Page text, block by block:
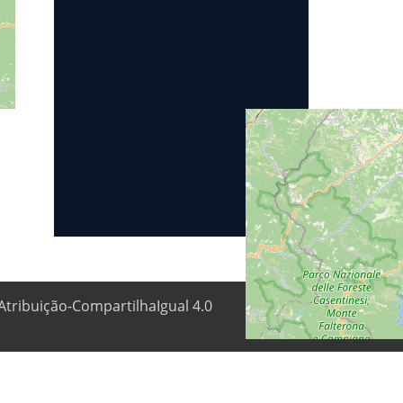
CompartilhaIgual 4.0